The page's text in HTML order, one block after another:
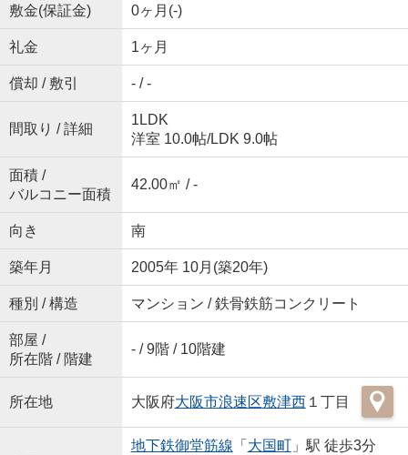
敷金(保証金) 0ヶ月(-)
礼金 1ヶ月
償却 / 敷引 - / -
間取り / 詳細
1LDK
洋室 10.0帖/LDK 9.0帖
面積 /
バルコニー面積
42.00㎡ / -
向き 南
築年月 2005年 10月(築20年)
種別 / 構造 マンション / 鉄骨鉄筋コンクリート
部屋 /
所在階 / 階建
- / 9階 / 10階建
所在地 大阪府大阪市浪速区敷津西１丁目
地下鉄御堂筋線 「 大国町」駅 徒歩3分